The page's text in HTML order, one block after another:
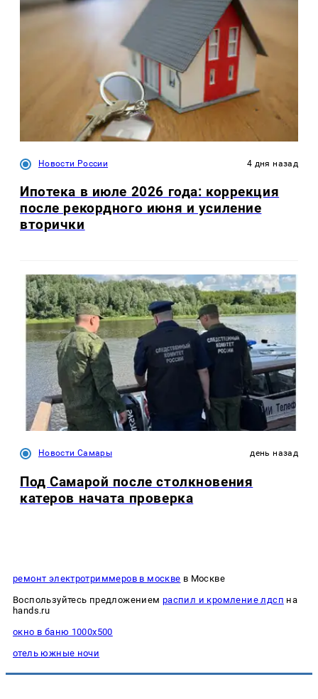
Новости России 4 дня назад
Ипотека в июле 2026 года: коррекция
после рекордного июня и усиление
вторички
Новости Самары день назад
Под Самарой после столкновения
катеров начата проверка
ремонт электротриммеров в москве в Москве
Воспользуйтесь предложением распил и кромление лдсп на
hands.ru
окно в баню 1000х500
отель южные ночи